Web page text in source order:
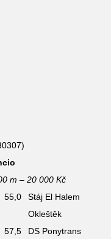
m – 20 000 Kč
55,0
Stáj El Halem
Okleštěk
57,5
DS Ponytrans